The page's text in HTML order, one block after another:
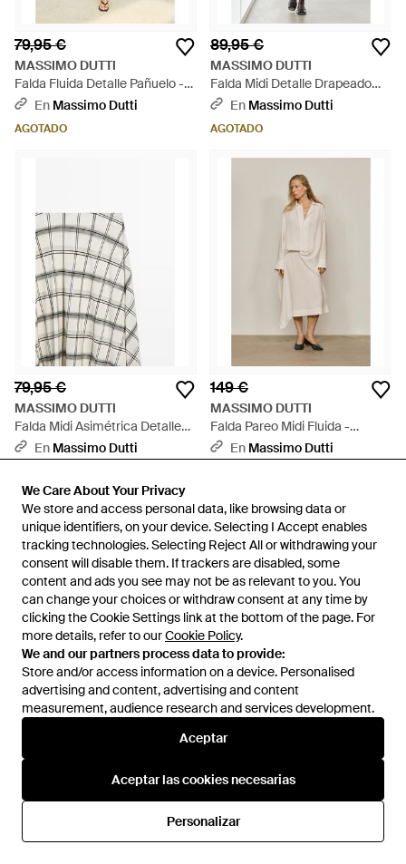
We Care About Your Privacy
We store and access personal data, like browsing data or
unique identifiers, on your device. Selecting I Accept enables
tracking technologies. Selecting Reject All or withdrawing your
consent will disable them. If trackers are disabled, some
content and ads you see may not be as relevant to you. You
can change your choices or withdraw consent at any time by
clicking the Cookie Settings link at the bottom of the page. For
more details, refer to ourCookie Policy.
We and our partners process data to provide:
Store and/or access information on a device. Personalised
advertising and content, advertising and content
measurement, audience research and services development.
Aceptar
Aceptar las cookies necesarias
Personalizar
We Care About Your Privacy
We store and access personal data, like browsing data or
unique identifiers, on your device. Selecting I Accept enables
tracking technologies. Selecting Reject All or withdrawing your
consent will disable them. If trackers are disabled, some
content and ads you see may not be as relevant to you. You
can change your choices or withdraw consent at any time by
clicking the Cookie Settings link at the bottom of the page. For
more details, refer to ourCookie Policy.
We and our partners process data to provide:
Store and/or access information on a device. Personalised
advertising and content, advertising and content
measurement, audience research and services development.
Aceptar
Aceptar las cookies necesarias
Personalizar
79,95 €
MASSIMO DUTTI
Falda Fluida Detalle Pañuelo -
Neutro
En Massimo Dutti
AGOTADO
89,95 €
MASSIMO DUTTI
Falda Midi Detalle Drapeado
Cruzado - Blanco
En Massimo Dutti
AGOTADO
79,95 €
MASSIMO DUTTI
Falda Midi Asimétrica Detalle
Cuadros - Blanco
En Massimo Dutti
149 €
MASSIMO DUTTI
Falda Pareo Midi Fluida -
Neutro
En Massimo Dutti
Volantes - Marrón
Massimo Dutti
89,95 €
AGOTADO